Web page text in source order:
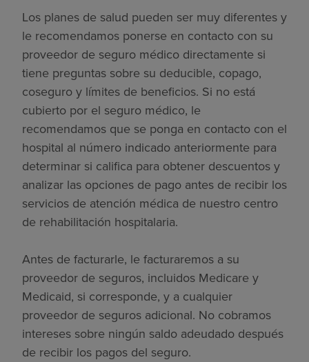
Los planes de salud pueden ser muy diferentes y
le recomendamos ponerse en contacto con su
proveedor de seguro médico directamente si
tiene preguntas sobre su deducible, copago,
coseguro y límites de beneficios. Si no está
cubierto por el seguro médico, le
recomendamos que se ponga en contacto con el
hospital al número indicado anteriormente para
determinar si califica para obtener descuentos y
analizar las opciones de pago antes de recibir los
servicios de atención médica de nuestro centro
de rehabilitación hospitalaria.
Antes de facturarle, le facturaremos a su
proveedor de seguros, incluidos Medicare y
Medicaid, si corresponde, y a cualquier
proveedor de seguros adicional. No cobramos
intereses sobre ningún saldo adeudado después
de recibir los pagos del seguro.